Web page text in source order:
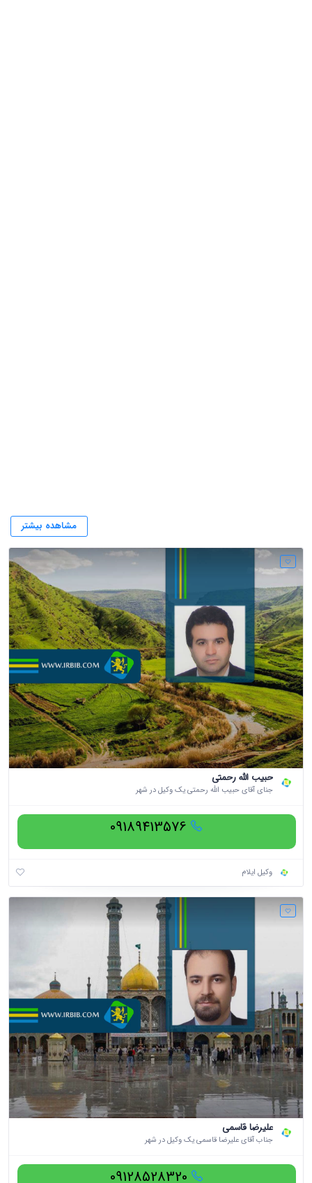
مشاهده بیشتر
حبیب الله رحمتی
جنای آقای حبیب الله رحمتی یک وکیل در شهر
09189413576
وکیل ایلام
علیرضا قاسمی
جناب آقای علیرضا قاسمی یک وکیل در شهر
09128528320